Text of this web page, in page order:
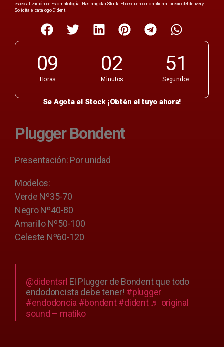
especialización de Estomatología. Hasta agotar Stock. El descuento no aplica al precio del delivery.
Solicita el catalogo Dident.
09
Horas
02
Minutos
50
Segundos
Se Agota el Stock ¡Obtén el tuyo ahora!
Plugger Bondent
Presentación: Por unidad
Modelos:
Verde Nº35-70
Negro Nº40-80
Amarillo Nº50-100
Celeste Nº60-120
@didentsrl El Plugger de Bondent que todo
endodoncista debe tener! #plugger
#endodoncia #bondent #dident ♬ original
sound – matiko